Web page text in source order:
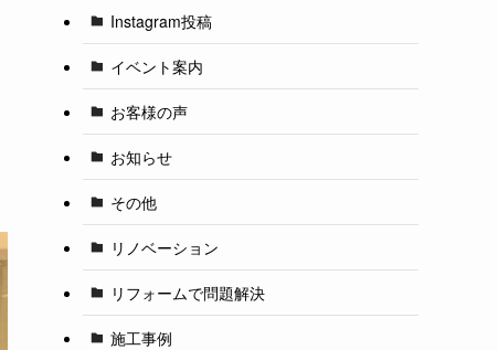
Instagram投稿
イベント案内
お客様の声
お知らせ
その他
リノベーション
リフォームで問題解決
施工事例